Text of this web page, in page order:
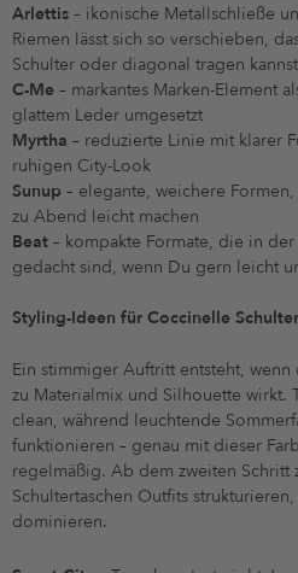
Arlettis – ikonische Metallschließe
Riemen lässt sich so verschieben,
Schulter oder diagonal tragen kannst
C-Me – markantes Marken-Element
glattem Leder umgesetzt
Myrtha – reduzierte Linie mit klarer
ruhigen City-Look
Sunup – elegante, weichere
zu Abend leicht machen
Beat – kompakte Formate, die in der
gedacht sind, wenn Du gern leicht
Styling-Ideen für Coccinelle
Ein stimmiger Auftritt entsteht,
zu Materialmix und Silhouette wirkt.
clean, während leuchtende
funktionieren – genau mit dieser
regelmäßig. Ab dem zweiten
Schultertaschen Outfits
dominieren.